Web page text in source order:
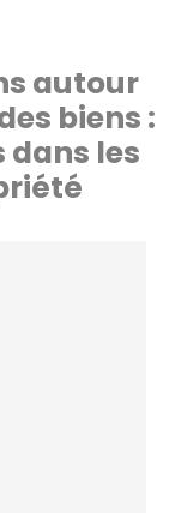
autour
biens :
dans les